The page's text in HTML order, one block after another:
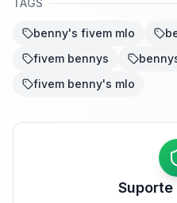
TAGS
benny's fivem mlo
fivem bennys
fivem benny's mlo
Suporte